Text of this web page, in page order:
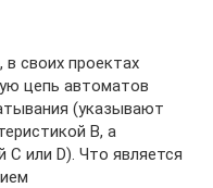
своих проектах
цепь автоматов
(указывают
B, а
или D). Что является